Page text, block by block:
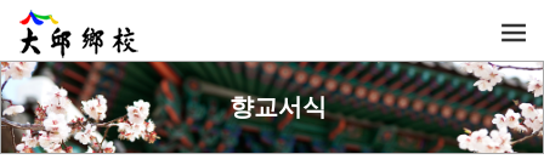
향교서식